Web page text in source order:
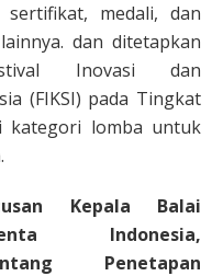
medali, dan
dan ditetapkan
Inovasi dan
(FIKSI) pada Tingkat
kategori lomba untuk
Kepala Balai
Indonesia,
Penetapan